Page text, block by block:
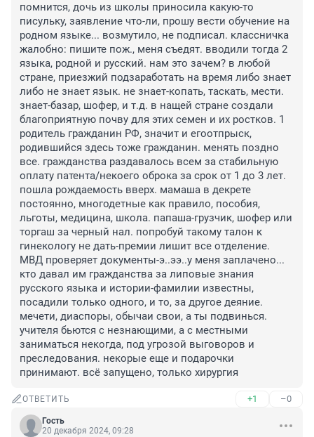
помнится, дочь из школы приносила какую-то
писульку, заявление что-ли, прошу вести обучение на
родном языке... возмутило, не подписал. классничка
жалобно: пишите пож., меня съедят. вводили тогда 2
языка, родной и русский. нам это зачем? в любой
стране, приезжий подзаработать на время либо знает
либо не знает язык. не знает-копать, таскать, мести.
знает-базар, шофер, и т.д. в нащей стране создали
благоприятную почву для этих семен и их ростков. 1
родитель гражданин РФ, значит и егоотпрыск,
родившийся здесь тоже гражданин. менять поздно
все. гражданства раздавалось всем за стабильную
оплату патента/некоего оброка за срок от 1 до 3 лет.
пошла рождаемость вверх. мамаша в декрете
постоянно, многодетные как правило, пособия,
льготы, медицина, школа. папаша-грузчик, шофер или
торгаш за черный нал. попробуй такому талон к
гинекологу не дать-премии лишит все отделение.
МВД проверяет документы-э..ээ..у меня заплачено...
кто давал им гражданства за липовые знания
русского языка и истории-фамилии известны,
посадили только одного, и то, за другое деяние.
мечети, диаспоры, обычаи свои, а ты подвинься.
учителя бьются с незнающими, а с местными
заниматься некогда, под угрозой выговоров и
преследования. некорые еще и подарочки
принимают. всё запущено, только хирургия
ОТВЕТИТЬ +1 –0
Гость
20 декабря 2024, 09:28